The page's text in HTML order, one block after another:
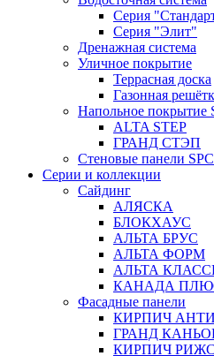
Серия
Серия "Элит"
Дренажная система
Уличное покрытие
Террасная доска
Газонная
Напольное покрытие
ALTA STEP
ГРАНД СТЭП
Стеновые панели SPC
Серии и коллекции
Сайдинг
АЛЯСКА
БЛОКХАУС
АЛЬТА БРУС
АЛЬТА ФОРМ
АЛЬТА
КАНАДА
Фасадные панели
КИРПИЧ
ГРАНД
КИРПИЧ